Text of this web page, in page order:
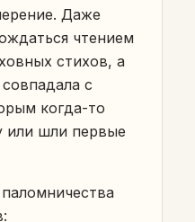
Даже
чтением
стихов, а
с
когда-то
или шли первые